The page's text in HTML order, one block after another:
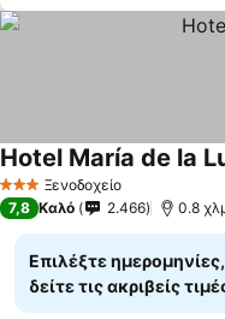
3 ΑστέριαΞενοδοχείο
Hotel María de la
7,8 Καλό 2.466 0.8
Επιλέξτε
δείτε τις ακριβείς